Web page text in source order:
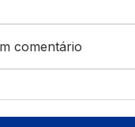
comentário